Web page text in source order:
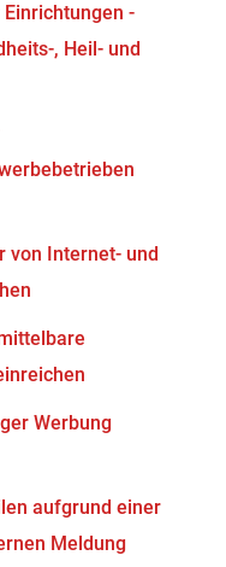
-
, Heil- und
von Internet- und
Werbung
aufgrund einer
Meldung